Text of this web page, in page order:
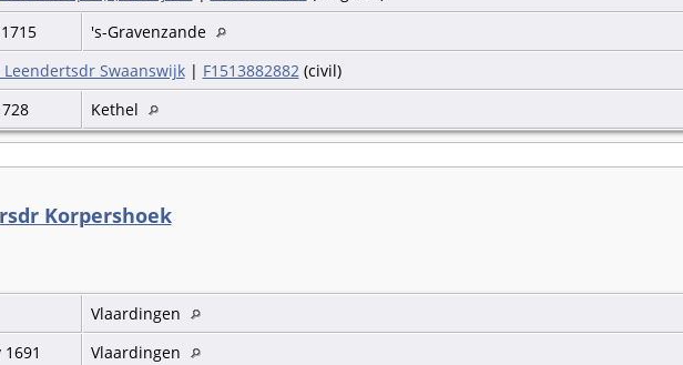
's-Gravenzande
Swaanswijk| F1513882882(civil)
Kethel
Korpershoek
Vlaardingen
Vlaardingen